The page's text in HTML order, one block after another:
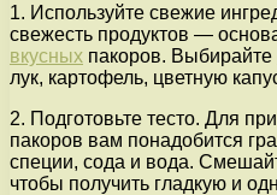
1. Используйте свежие
свежесть продуктов —
вкусных пакоров. Выбирайте
лук, картофель, цветную
2. Подготовьте тесто. Для
пакоров вам понадобится
специи, сода и вода.
чтобы получить гладкую и